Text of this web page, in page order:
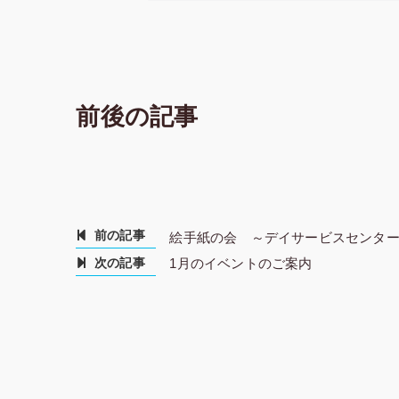
前後の記事
前の記事 絵手紙の会 ～デイサービスセンター
次の記事 1月のイベントのご案内